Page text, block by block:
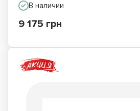
В наличии
9 175 грн